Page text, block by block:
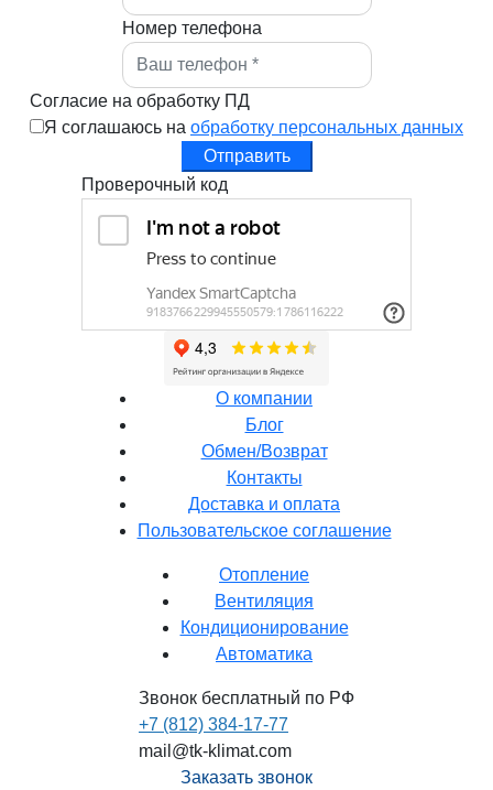
Номер телефона
Согласие на обработку ПД
Я соглашаюсь на обработку персональных данных
Отправить
Проверочный код
О компании
Блог
Обмен/Возврат
Контакты
Доставка и оплата
Пользовательское соглашение
Отопление
Вентиляция
Кондиционирование
Автоматика
Звонок бесплатный по РФ
+7 (812) 384-17-77
mail@tk-klimat.com
Заказать звонок